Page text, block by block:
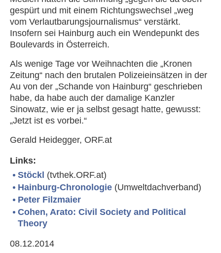
gespürt und mit einem Richtungswechsel „weg
vom Verlautbarungsjournalismus“ verstärkt.
Insofern sei Hainburg auch ein Wendepunkt des
Boulevards in Österreich.
Als wenige Tage vor Weihnachten die „Kronen
Zeitung“ nach den brutalen Polizeieinsätzen in der
Au von der „Schande von Hainburg“ geschrieben
habe, da habe auch der damalige Kanzler
Sinowatz, wie er ja selbst gesagt hatte, gewusst:
„Jetzt ist es vorbei.“
Gerald Heidegger, ORF.at
Links:
Stöckl (tvthek.ORF.at)
Hainburg-Chronologie (Umweltdachverband)
Peter Filzmaier
Cohen, Arato: Civil Society and Political
Theory
08.12.2014